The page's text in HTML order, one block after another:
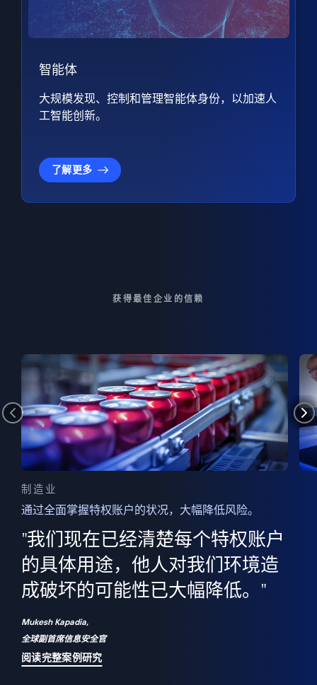
智能体
大规模发现、控制和管理智能体身份，以加速人
工智能创新。
了解更多
获得最佳企业的信赖
制造业
通过全面掌握特权账户的状况，大幅降低风险。
"我们现在已经清楚每个特权账户
的具体用途，他人对我们环境造
成破坏的可能性已大幅降低。"
Mukesh Kapadia,
全球副首席信息安全官
阅读完整案例研究